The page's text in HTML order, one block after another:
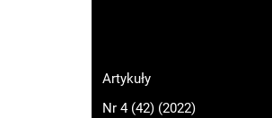
Artykuły
Nr 4 (42) (2022)